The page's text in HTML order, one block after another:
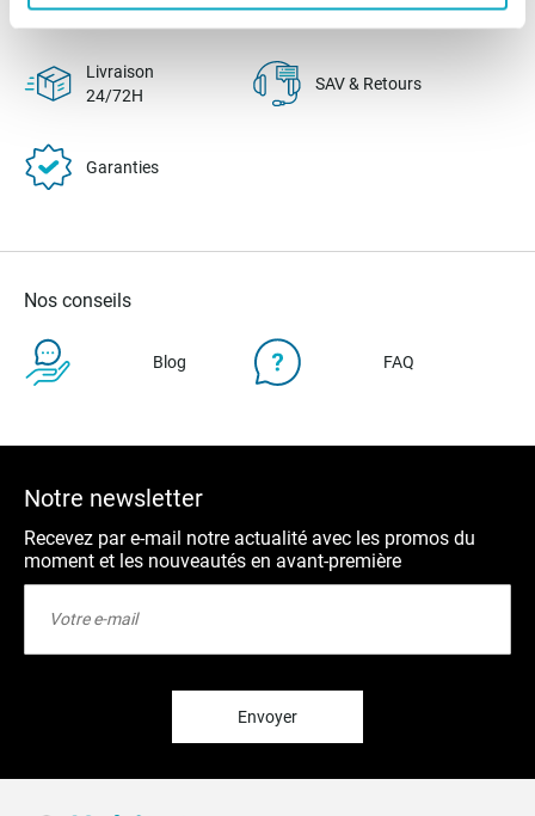
100% sécurisé
3x sans frais
Livraison
24/72H
SAV & Retours
Garanties
Nos conseils
Blog FAQ
Notre newsletter
Recevez par e-mail notre actualité avec les promos du
moment et les nouveautés en avant-première
Envoyer